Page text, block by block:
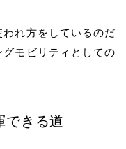
れ方をしているのだ
モビリティとしての
できる道